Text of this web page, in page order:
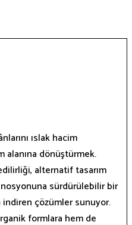
ıslak hacim
alanına dönüştürmek.
alternatif tasarım
sürdürülebilir bir
çözümler sunuyor.
formlara hem de